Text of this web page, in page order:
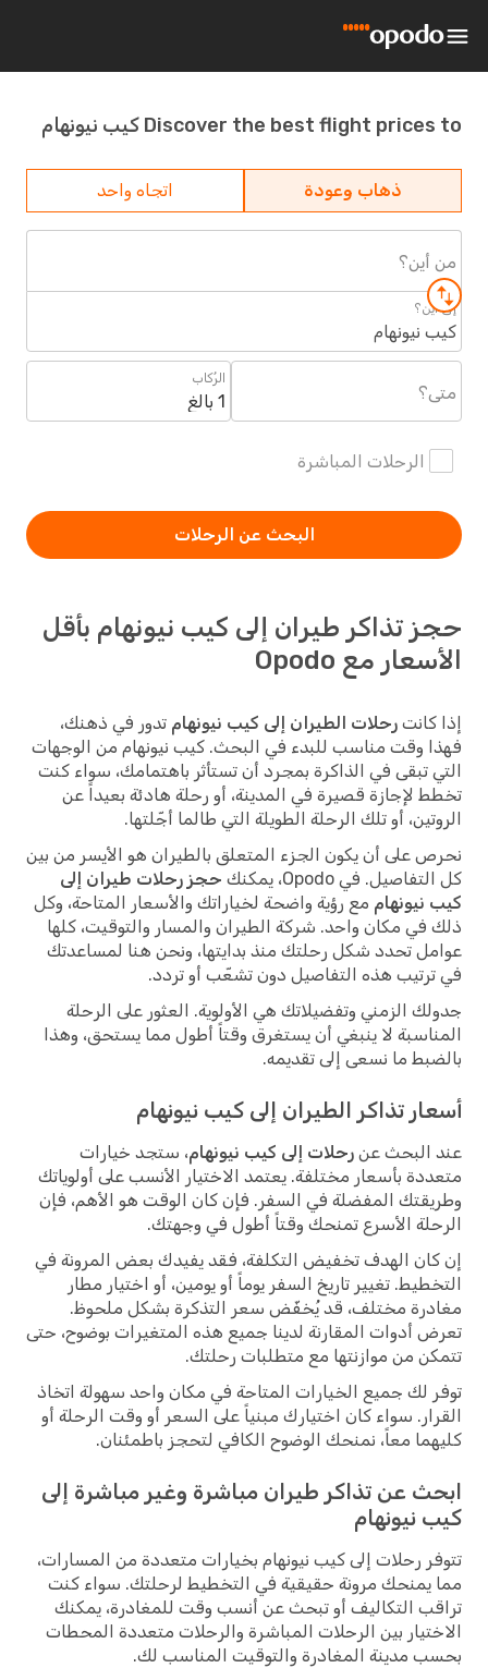
Discover the best flight prices to كيب نيونهام
ذهاب وعودة اتجاه واحد
من أين؟
إلى أين؟
كيب نيونهام
متى؟
الرُكاب
1 بالغ
الرحلات المباشرة
البحث عن الرحلات
حجز تذاكر طيران إلى كيب نيونهام بأقل
الأسعار مع Opodo
إذا كانت رحلات الطيران إلى كيب نيونهام تدور في ذهنك،
فهذا وقت مناسب للبدء في البحث. كيب نيونهام من الوجهات
التي تبقى في الذاكرة بمجرد أن تستأثر باهتمامك، سواء كنت
تخطط لإجازة قصيرة في المدينة، أو رحلة هادئة بعيداً عن
الروتين، أو تلك الرحلة الطويلة التي طالما أجّلتها.
نحرص على أن يكون الجزء المتعلق بالطيران هو الأيسر من بين
كل التفاصيل. في Opodo، يمكنك
حجز رحلات طيران إلى
كيب نيونهام مع رؤية واضحة لخياراتك والأسعار المتاحة، وكل
ذلك في مكان واحد. شركة الطيران والمسار والتوقيت، كلها
عوامل تحدد شكل رحلتك منذ بدايتها، ونحن هنا لمساعدتك
في ترتيب هذه التفاصيل دون تشعّب أو تردد.
جدولك الزمني وتفضيلاتك هي الأولوية. العثور على الرحلة
المناسبة لا ينبغي أن يستغرق وقتاً أطول مما يستحق، وهذا
بالضبط ما نسعى إلى تقديمه.
أسعار تذاكر الطيران إلى كيب نيونهام
عند البحث عن رحلات إلى كيب نيونهام، ستجد خيارات
متعددة بأسعار مختلفة. يعتمد الاختيار الأنسب على أولوياتك
وطريقتك المفضلة في السفر. فإن كان الوقت هو الأهم، فإن
الرحلة الأسرع تمنحك وقتاً أطول في وجهتك.
إن كان الهدف تخفيض التكلفة، فقد يفيدك بعض المرونة في
التخطيط. تغيير تاريخ السفر يوماً أو يومين، أو اختيار مطار
مغادرة مختلف، قد يُخفّض سعر التذكرة بشكل ملحوظ.
تعرض أدوات المقارنة لدينا جميع هذه المتغيرات بوضوح، حتى
تتمكن من موازنتها مع متطلبات رحلتك.
توفر لك جميع الخيارات المتاحة في مكان واحد سهولة اتخاذ
القرار. سواء كان اختيارك مبنياً على السعر أو وقت الرحلة أو
كليهما معاً، نمنحك الوضوح الكافي لتحجز باطمئنان.
ابحث عن تذاكر طيران مباشرة وغير مباشرة إلى
كيب نيونهام
تتوفر رحلات إلى كيب نيونهام بخيارات متعددة من المسارات،
مما يمنحك مرونة حقيقية في التخطيط لرحلتك. سواء كنت
تراقب التكاليف أو تبحث عن أنسب وقت للمغادرة، يمكنك
الاختيار بين الرحلات المباشرة والرحلات متعددة المحطات
بحسب مدينة المغادرة والتوقيت المناسب لك.